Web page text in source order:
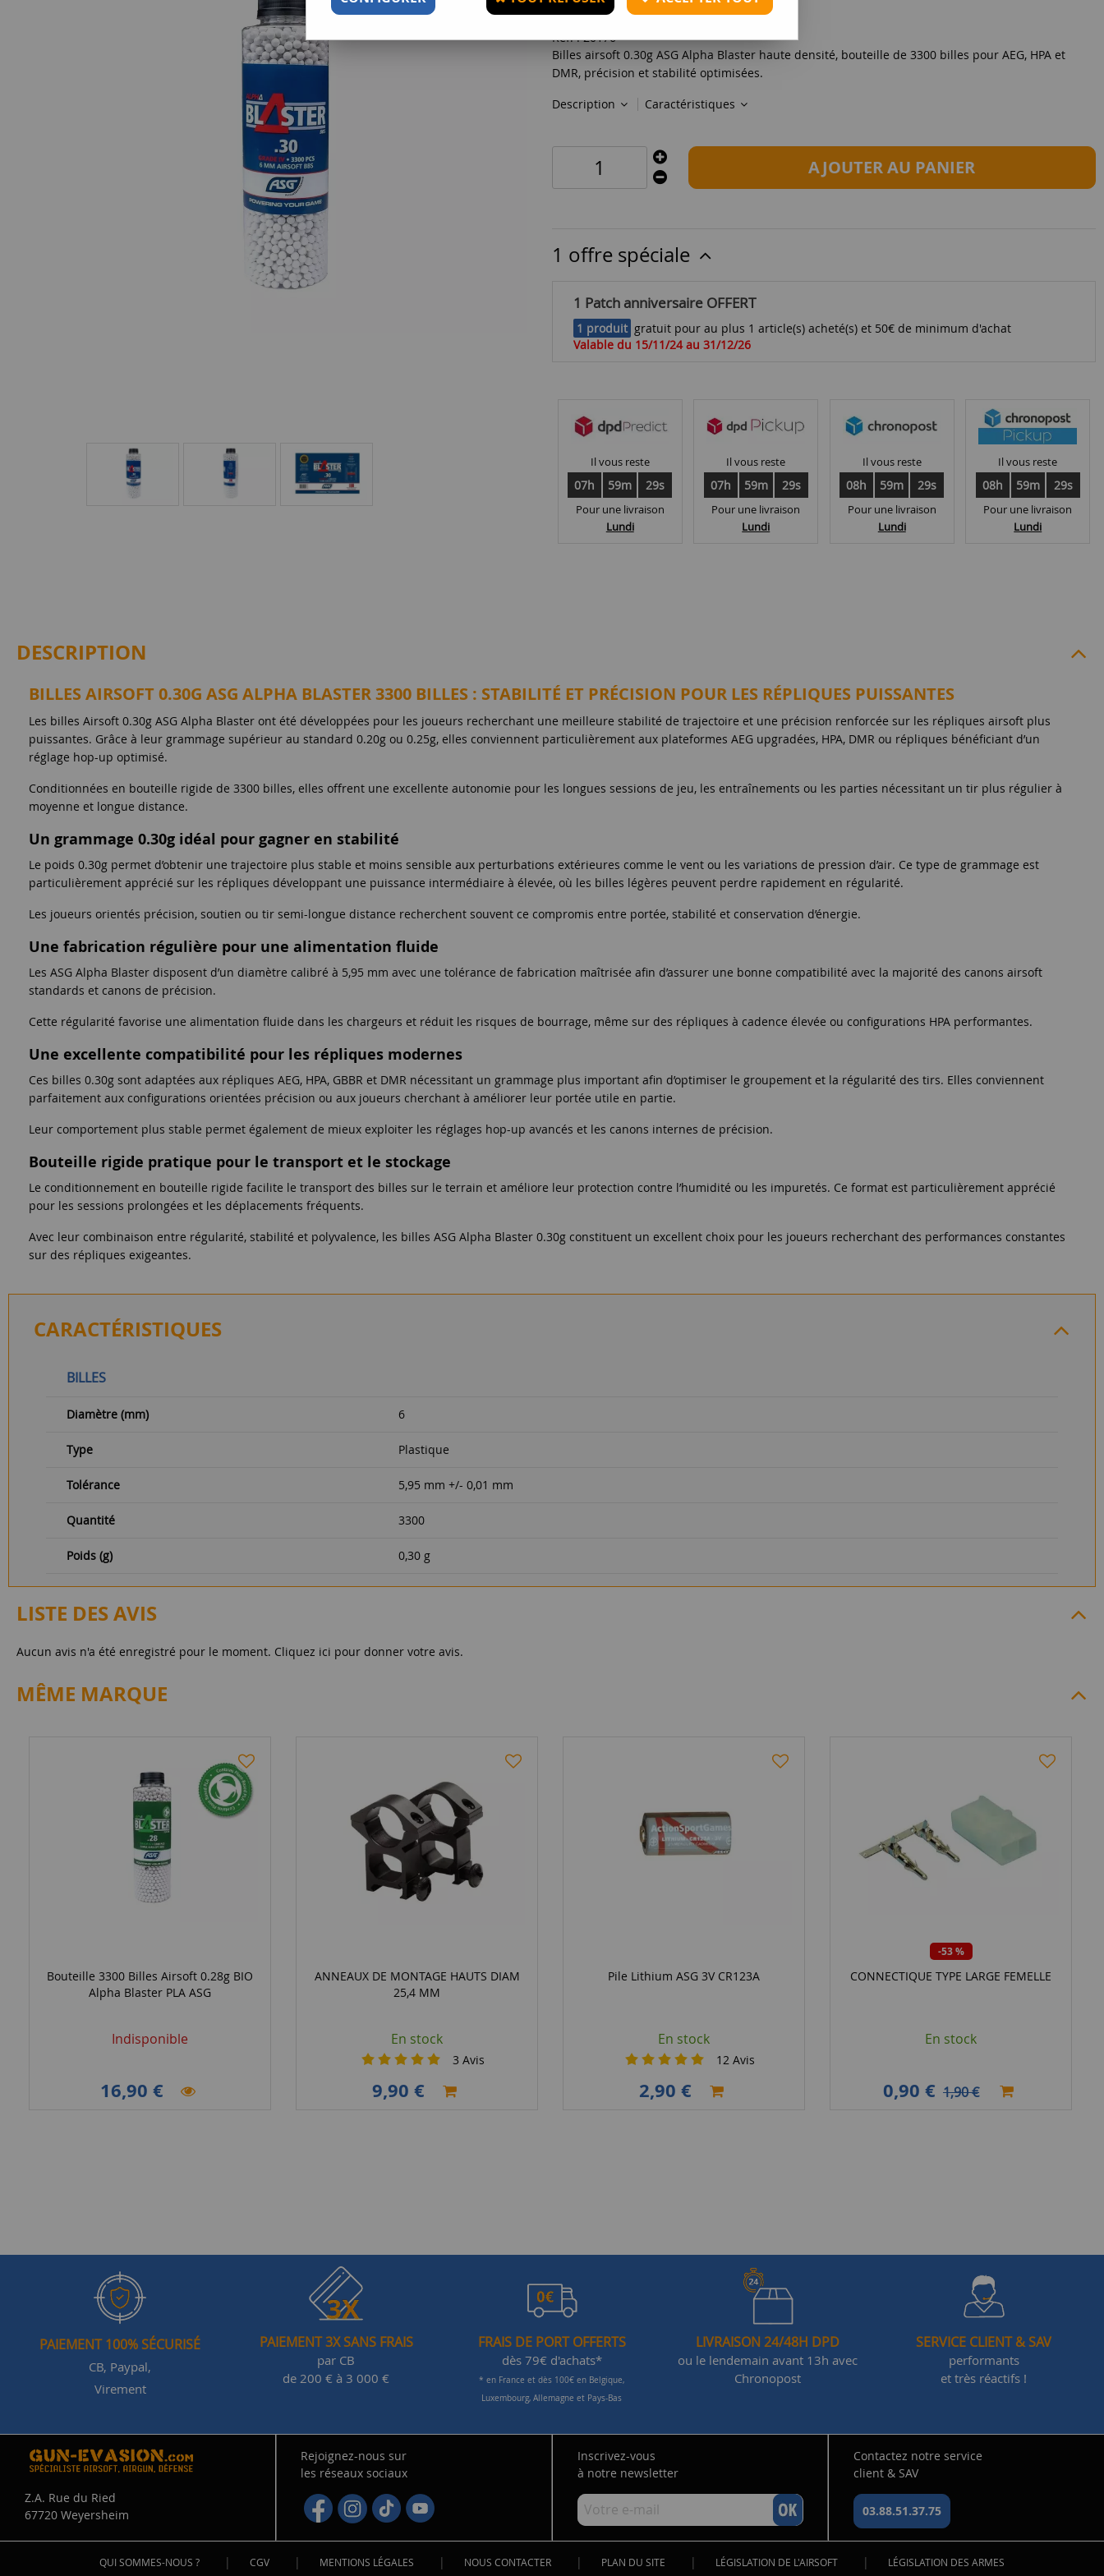
Réf. :20176
Billes airsoft 0.30g ASG Alpha Blaster haute densité, bouteille de 3300 billes pour AEG, HPA et
DMR, précision et stabilité optimisées.
Description
Caractéristiques
AJOUTER AU PANIER
1 offre spéciale
1 Patch anniversaire OFFERT
1 produit gratuit pour au plus 1 article(s) acheté(s) et 50€ de minimum d'achat
Valable du 15/11/24 au 31/12/26
Il vous reste
07h 59m 28s
Pour une livraison
Lundi
Il vous reste
07h 59m 28s
Pour une livraison
Lundi
Il vous reste
08h 59m 28s
Pour une livraison
Lundi
Il vous reste
08h 59m 28s
Pour une livraison
Lundi
DESCRIPTION
BILLES AIRSOFT 0.30G ASG ALPHA BLASTER 3300 BILLES : STABILITÉ ET PRÉCISION POUR LES RÉPLIQUES PUISSANTES
Les billes Airsoft 0.30g ASG Alpha Blaster ont été développées pour les joueurs recherchant une meilleure stabilité de trajectoire et une précision renforcée sur les répliques airsoft plus
puissantes. Grâce à leur grammage supérieur au standard 0.20g ou 0.25g, elles conviennent particulièrement aux plateformes AEG upgradées, HPA, DMR ou répliques bénéficiant d’un
réglage hop-up optimisé.
Conditionnées en bouteille rigide de 3300 billes, elles offrent une excellente autonomie pour les longues sessions de jeu, les entraînements ou les parties nécessitant un tir plus régulier à
moyenne et longue distance.
Un grammage 0.30g idéal pour gagner en stabilité
Le poids 0.30g permet d’obtenir une trajectoire plus stable et moins sensible aux perturbations extérieures comme le vent ou les variations de pression d’air. Ce type de grammage est
particulièrement apprécié sur les répliques développant une puissance intermédiaire à élevée, où les billes légères peuvent perdre rapidement en régularité.
Les joueurs orientés précision, soutien ou tir semi-longue distance recherchent souvent ce compromis entre portée, stabilité et conservation d’énergie.
Une fabrication régulière pour une alimentation fluide
Les ASG Alpha Blaster disposent d’un diamètre calibré à 5,95 mm avec une tolérance de fabrication maîtrisée afin d’assurer une bonne compatibilité avec la majorité des canons airsoft
standards et canons de précision.
Cette régularité favorise une alimentation fluide dans les chargeurs et réduit les risques de bourrage, même sur des répliques à cadence élevée ou configurations HPA performantes.
Une excellente compatibilité pour les répliques modernes
Ces billes 0.30g sont adaptées aux répliques AEG, HPA, GBBR et DMR nécessitant un grammage plus important afin d’optimiser le groupement et la régularité des tirs. Elles conviennent
parfaitement aux configurations orientées précision ou aux joueurs cherchant à améliorer leur portée utile en partie.
Leur comportement plus stable permet également de mieux exploiter les réglages hop-up avancés et les canons internes de précision.
Bouteille rigide pratique pour le transport et le stockage
Le conditionnement en bouteille rigide facilite le transport des billes sur le terrain et améliore leur protection contre l’humidité ou les impuretés. Ce format est particulièrement apprécié
pour les sessions prolongées et les déplacements fréquents.
Avec leur combinaison entre régularité, stabilité et polyvalence, les billes ASG Alpha Blaster 0.30g constituent un excellent choix pour les joueurs recherchant des performances constantes
sur des répliques exigeantes.
CARACTÉRISTIQUES
BILLES
Diamètre (mm) 6
Type Plastique
Tolérance 5,95 mm +/- 0,01 mm
Quantité 3300
Poids (g) 0,30 g
LISTE DES AVIS
Aucun avis n'a été enregistré pour le moment. Cliquez ici pour donner votre avis.
MÊME MARQUE
Bouteille 3300 Billes Airsoft 0.28g BIO
Alpha Blaster PLA ASG
Indisponible
16,90 €
ANNEAUX DE MONTAGE HAUTS DIAM
25,4 MM
En stock
3 Avis
9,90 €
Pile Lithium ASG 3V CR123A
En stock
12 Avis
2,90 €
-53 %
CONNECTIQUE TYPE LARGE FEMELLE
En stock
0,90 € 1,90 €
PAIEMENT 100% SÉCURISÉ
CB, Paypal,
Virement
PAIEMENT 3X SANS FRAIS
par CB
de 200 € à 3 000 €
FRAIS DE PORT OFFERTS
dès 79€ d'achats*
* en France et dès 100€ en Belgique,
Luxembourg, Allemagne et Pays-Bas
LIVRAISON 24/48H DPD
ou le lendemain avant 13h avec
Chronopost
SERVICE CLIENT & SAV
performants
et très réactifs !
Z.A. Rue du Ried
67720 Weyersheim
Rejoignez-nous sur
les réseaux sociaux
Inscrivez-vous
à notre newsletter
Contactez notre service
client & SAV
03.88.51.37.75
QUI SOMMES-NOUS ? | CGV | MENTIONS LÉGALES | NOUS CONTACTER | PLAN DU SITE | LÉGISLATION DE L'AIRSOFT | LÉGISLATION DES ARMES